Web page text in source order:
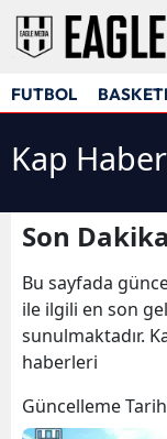
FUTBOL
Kap
Son
Bu sayfada
ile ilgili en son
sunulmaktadır.
haberleri
Güncelleme